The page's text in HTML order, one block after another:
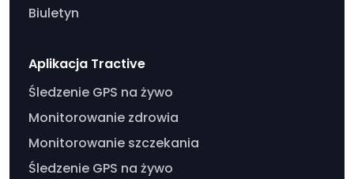
Biuletyn
Aplikacja Tractive
Śledzenie GPS na żywo
Monitorowanie zdrowia
Monitorowanie szczekania
Śledzenie GPS na żywo